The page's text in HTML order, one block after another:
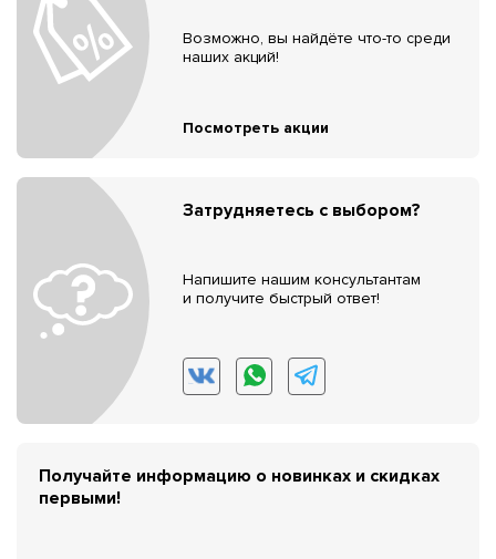
Возможно, вы найдёте что-то среди
наших акций!
Посмотреть акции
Затрудняетесь с выбором?
Напишите нашим консультантам
и получите быстрый ответ!
Получайте информацию о новинках и скидках
первыми!